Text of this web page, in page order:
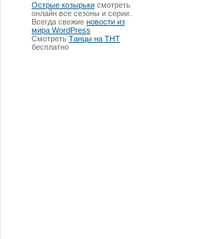
Острые козырьки смотреть
онлайн все сезоны и серии.
Всегда свежие новости из
мира WordPress
Смотреть Танцы на ТНТ
бесплатно